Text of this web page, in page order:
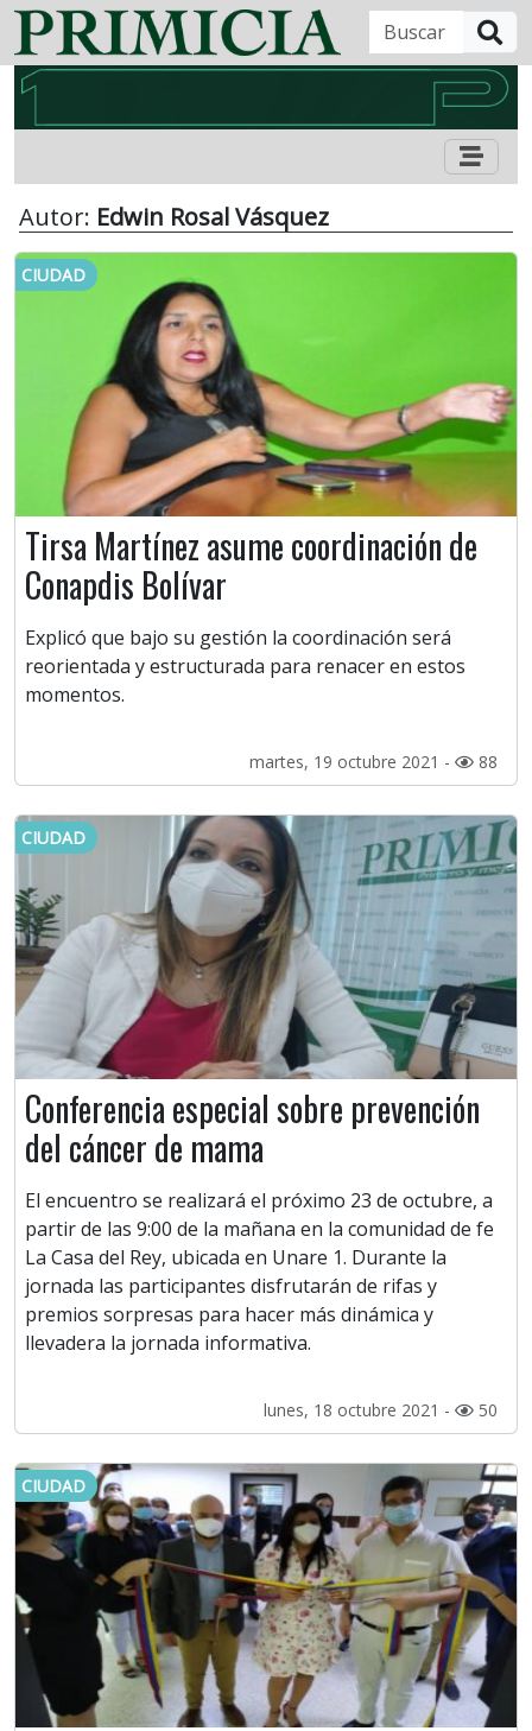
Autor: Edwin Rosal Vásquez
CIUDAD
Tirsa Martínez asume coordinación de
Conapdis Bolívar
Explicó que bajo su gestión la coordinación será
reorientada y estructurada para renacer en estos
momentos.
martes, 19 octubre 2021 - 88
CIUDAD
Conferencia especial sobre prevención
del cáncer de mama
El encuentro se realizará el próximo 23 de octubre, a
partir de las 9:00 de la mañana en la comunidad de fe
La Casa del Rey, ubicada en Unare 1. Durante la
jornada las participantes disfrutarán de rifas y
premios sorpresas para hacer más dinámica y
llevadera la jornada informativa.
lunes, 18 octubre 2021 - 50
CIUDAD